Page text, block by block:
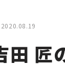
2020.08.19
田 匠